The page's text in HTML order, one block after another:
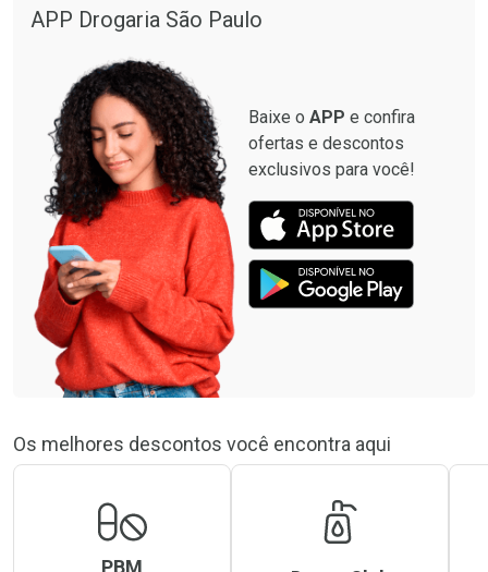
APP Drogaria São Paulo
Baixe o APP e confira
ofertas e descontos
exclusivos para você!
Os melhores descontos você encontra aqui
PBM